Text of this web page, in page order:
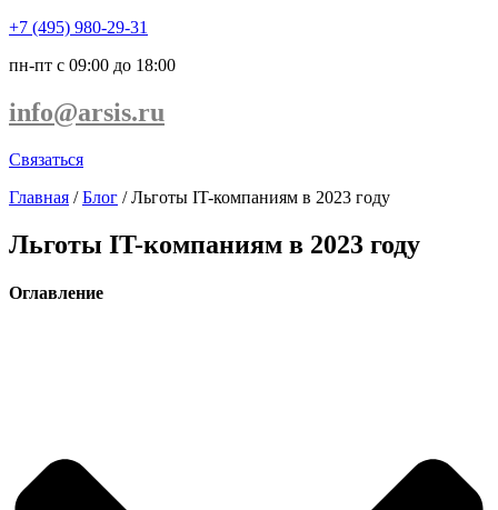
+7 (495) 980-29-31
пн-пт с 09:00 до 18:00
info@arsis.ru
Связаться
Главная /Блог /Льготы IT-компаниям в 2023 году
Льготы IT-компаниям в 2023 году
Оглавление